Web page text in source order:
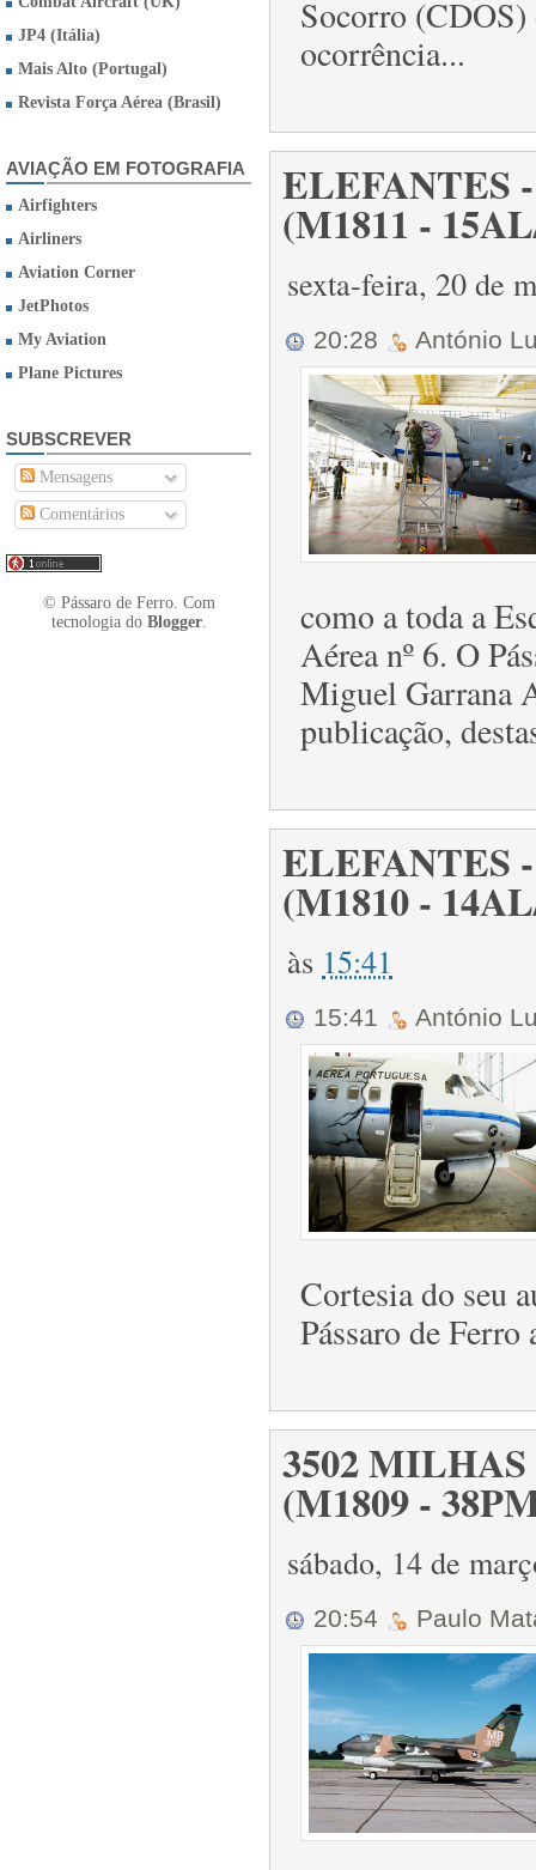
JP4 (Itália)
Mais Alto (Portugal)
Revista Força Aérea (Brasil)
AVIAÇÃO EM FOTOGRAFIA
Airfighters
Airliners
Aviation Corner
JetPhotos
My Aviation
Plane Pictures
SUBSCREVER
Mensagens
Comentários
© Pássaro de Ferro. Com
tecnologia do Blogger.
Socorro (CDOS)
ocorrência...
ELEFANTES
(M1811 -
sexta-feira, 20 de
20:28 António
como a toda a
Aérea nº 6. O
Miguel Garrana
publicação,
ELEFANTES
(M1810 -
às 15:41
15:41 António
Cortesia do seu
Pássaro de
3502
(M1809 -
sábado, 14 de
20:54 Paulo